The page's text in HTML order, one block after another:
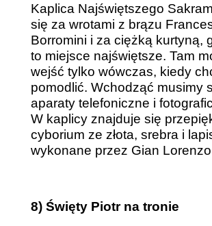
Kaplica Najświętszego
się za wrotami z brązu
Borromini i za ciężką kurtyną,
to miejsce najświętsze. Tam
wejść tylko wówczas, kiedy
pomodlić. Wchodząć musimy
aparaty telefoniczne i
W kaplicy znajduje się
cyborium ze złota, srebra i
wykonane przez Gian
8) Święty Piotr na tronie